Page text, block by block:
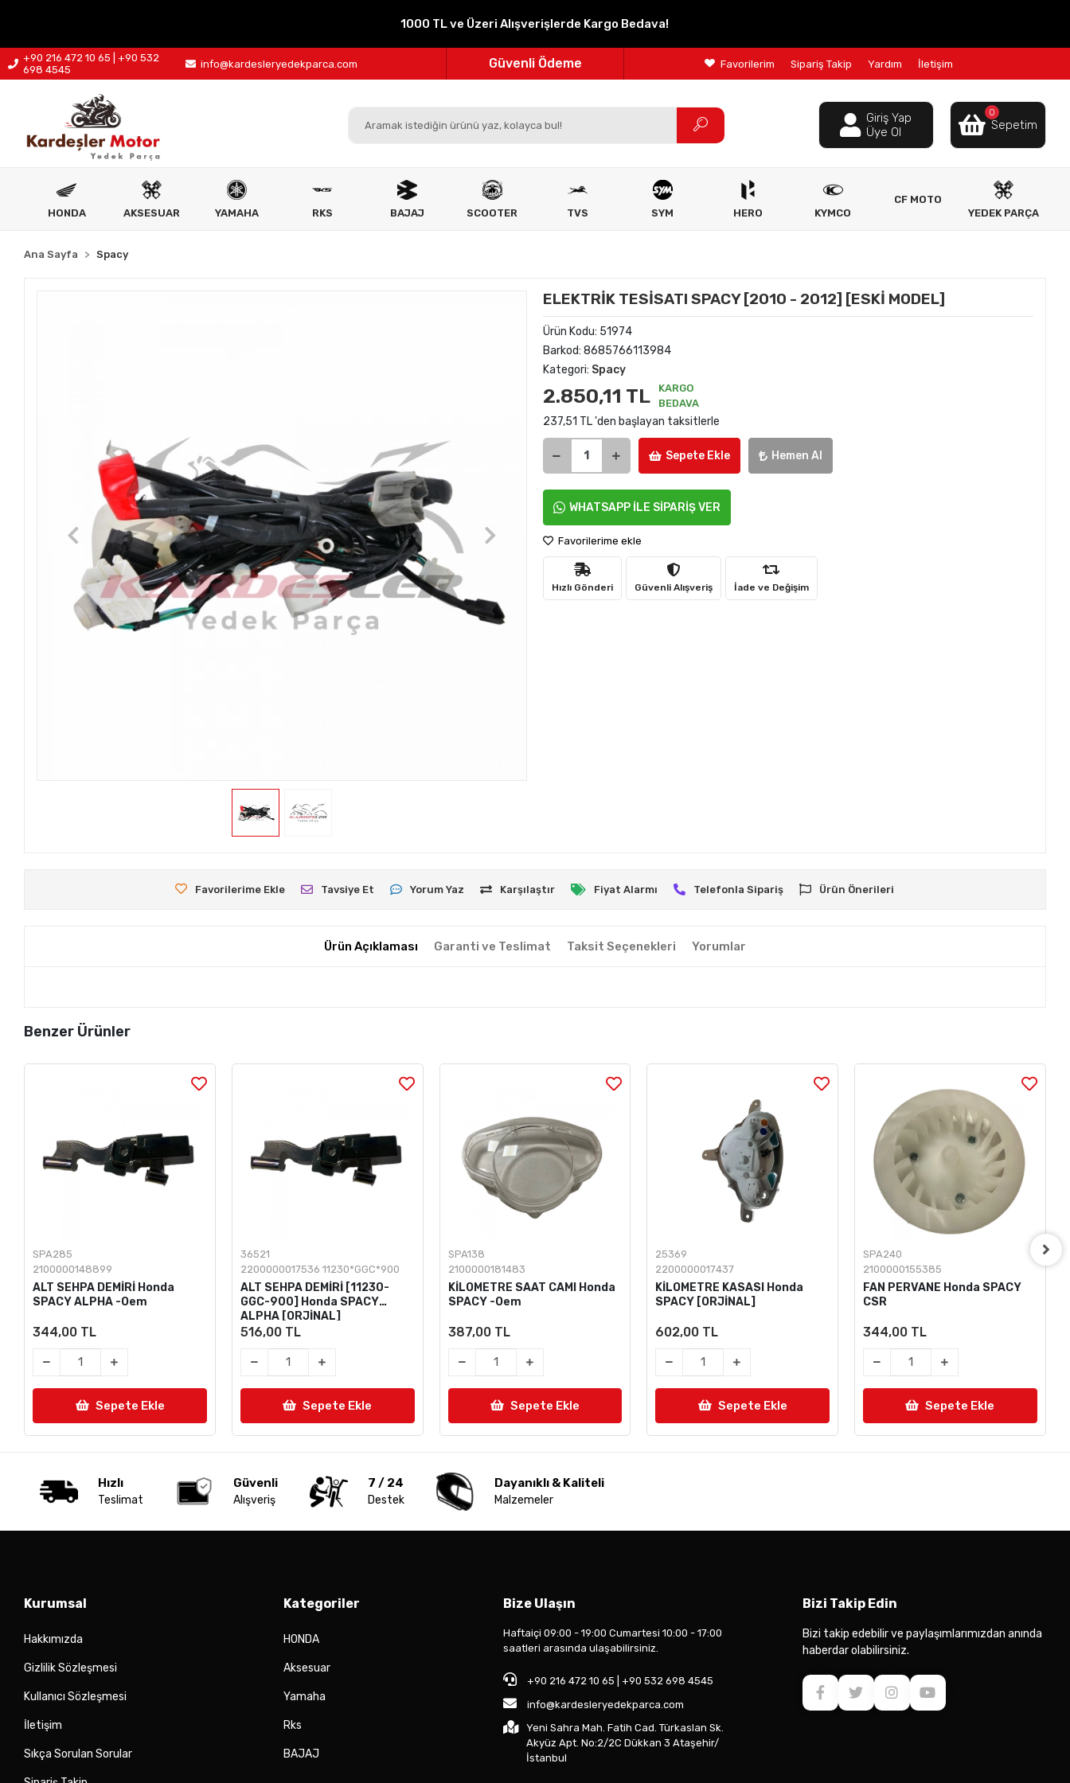
1000 TL ve Üzeri Alışverişlerde Kargo Bedava!
+90 216 472 10 65 | +90 532
698 4545
info@kardesleryedekparca.com
Parçanızın Online Adresi
100% Orijinal Ürün
Güvenli Ödeme
Ücretsiz İade
Favorilerim Sipariş Takip Yardım İletişim
Giriş Yap
Üye Ol
0
Sepetim
HONDA AKSESUAR YAMAHA RKS BAJAJ SCOOTER TVS SYM HERO KYMCO
CF MOTO
YEDEK PARÇA
Ana Sayfa Spacy
ELEKTRİK TESİSATI SPACY [2010 - 2012] [ESKİ MODEL]
Ürün Kodu: 51974
Barkod: 8685766113984
Kategori: Spacy
2.850,11 TL
KARGO
BEDAVA
237,51 TL 'den başlayan taksitlerle
Sepete Ekle Hemen Al
WHATSAPP İLE SİPARİŞ VER
Favorilerime ekle
Hızlı Gönderi Güvenli Alışveriş İade ve Değişim
Favorilerime Ekle Tavsiye Et Yorum Yaz Karşılaştır Fiyat Alarmı Telefonla Sipariş Ürün Önerileri
Ürün Açıklaması Garanti ve Teslimat Taksit Seçenekleri Yorumlar
Benzer Ürünler
SPA285
2100000148899
ALT SEHPA DEMİRİ Honda
SPACY ALPHA -Oem
344,00 TL
Sepete Ekle
36521
2200000017536 11230*GGC*900
ALT SEHPA DEMİRİ [11230-
GGC-900] Honda SPACY
ALPHA [ORJİNAL]
516,00 TL
Sepete Ekle
SPA138
2100000181483
KİLOMETRE SAAT CAMI Honda
SPACY -Oem
387,00 TL
Sepete Ekle
25369
2200000017437
KİLOMETRE KASASI Honda
SPACY [ORJİNAL]
602,00 TL
Sepete Ekle
SPA240
2100000155385
FAN PERVANE Honda SPACY
CSR
344,00 TL
Sepete Ekle
Hızlı
Teslimat
Güvenli
Alışveriş
7 / 24
Destek
Dayanıklı & Kaliteli
Malzemeler
Kurumsal
Hakkımızda
Gizlilik Sözleşmesi
Kullanıcı Sözleşmesi
İletişim
Sıkça Sorulan Sorular
Kategoriler
HONDA
Aksesuar
Yamaha
Rks
BAJAJ
Bize Ulaşın
Haftaiçi 09:00 - 19:00 Cumartesi 10:00 - 17:00
saatleri arasında ulaşabilirsiniz.
+90 216 472 10 65 | +90 532 698 4545
info@kardesleryedekparca.com
Yeni Sahra Mah. Fatih Cad. Türkaslan Sk.
Akyüz Apt. No:2/2C Dükkan 3 Ataşehir/
İstanbul
Bizi Takip Edin
Bizi takip edebilir ve paylaşımlarımızdan anında
haberdar olabilirsiniz.